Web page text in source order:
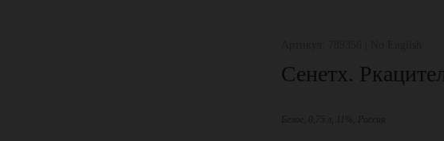
Сенетх.